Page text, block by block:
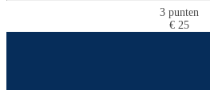
3 punten
€ 25